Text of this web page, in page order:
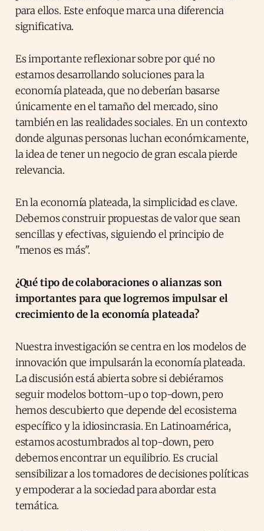
para ellos. Este enfoque marca una diferencia
significativa.
Es importante reflexionar sobre por qué no
estamos desarrollando soluciones para la
economía plateada, que no deberían basarse
únicamente en el tamaño del mercado, sino
también en las realidades sociales. En un contexto
donde algunas personas luchan económicamente,
la idea de tener un negocio de gran escala pierde
relevancia.
En la economía plateada, la simplicidad es clave.
Debemos construir propuestas de valor que sean
sencillas y efectivas, siguiendo el principio de
"menos es más".
¿Qué tipo de colaboraciones o alianzas son
importantes para que logremos impulsar el
crecimiento de la economía plateada?
Nuestra investigación se centra en los modelos de
innovación que impulsarán la economía plateada.
La discusión está abierta sobre si debiéramos
seguir modelos bottom-up o top-down, pero
hemos descubierto que depende del ecosistema
específico y la idiosincrasia. En Latinoamérica,
estamos acostumbrados al top-down, pero
debemos encontrar un equilibrio. Es crucial
sensibilizar a los tomadores de decisiones políticas
y empoderar a la sociedad para abordar esta
temática.